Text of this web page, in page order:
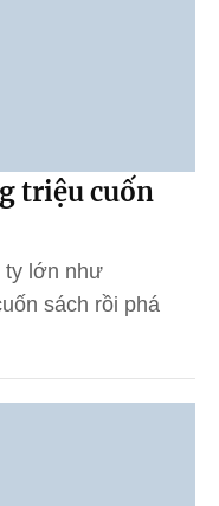
triệu cuốn
ty lớn như
sách rồi phá